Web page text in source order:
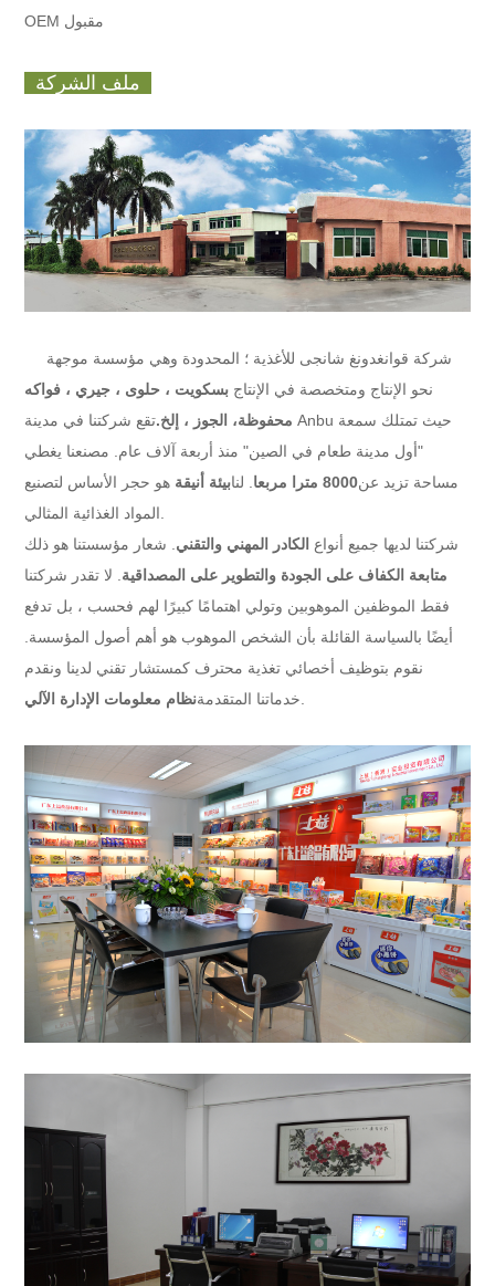
OEM مقبول
شركة قوانغدونغ شانجى للأغذية ؛ المحدودة وهي مؤسسة موجهة
نحو الإنتاج ومتخصصة في الإنتاج بسكويت ، حلوى ، جيري ، فواكه
محفوظة، الجوز ، إلخ.تقع شركتنا في مدينة Anbu حيث تمتلك سمعة
"أول مدينة طعام في الصين" منذ أربعة آلاف عام. مصنعنا يغطي
مساحة تزيد عن8000 مترا مربعا . لنابيئة أنيقة هو حجر الأساس لتصنيع
شركتنا لديها جميع أنواع الكادر المهني والتقني . شعار مؤسستنا هو ذلك
متابعة الكفاف على الجودة والتطوير على المصداقية . لا تقدر شركتنا
فقط الموظفين الموهوبين وتولي اهتمامًا كبيرًا لهم فحسب ، بل تدفع
أيضًا بالسياسة القائلة بأن الشخص الموهوب هو أهم أصول المؤسسة.
نقوم بتوظيف أخصائي تغذية محترف كمستشار تقني لدينا ونقدم
خدماتنا المتقدمةنظام معلومات الإدارة الآلي